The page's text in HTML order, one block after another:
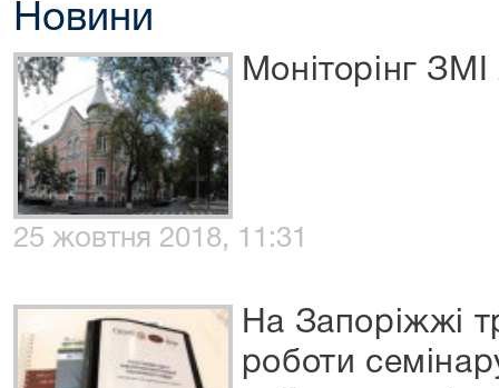
Новини
Моніторінг
25 жовтня 2018, 11:31
На Запоріжжі
роботи